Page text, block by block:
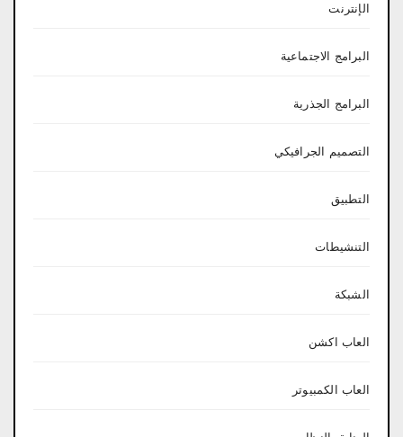
الإنترنت
البرامج الاجتماعية
البرامج الجذرية
التصميم الجرافيكي
التطبيق
التنشيطات
الشبكة
العاب اكشن
العاب الكمبيوتر